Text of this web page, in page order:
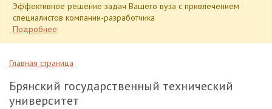
Эффективное решение задач Вашего вуза с привлечением
специалистов компании-разработчика
Подробнее
Главная страница
Брянский государственный технический
университет